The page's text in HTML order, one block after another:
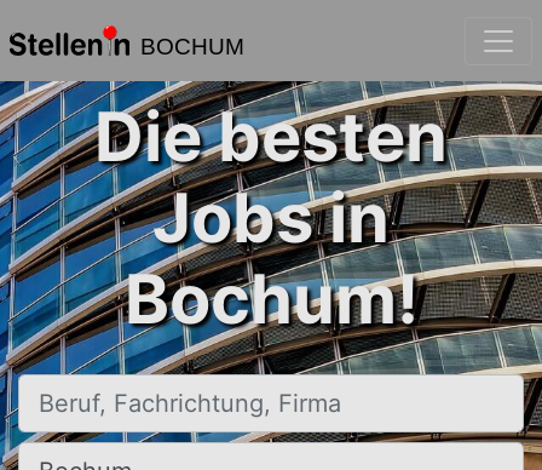
BOCHUM
Die besten
Jobs in
Bochum!
Beruf, Fachrichtung, Firma
Ort, Stadt